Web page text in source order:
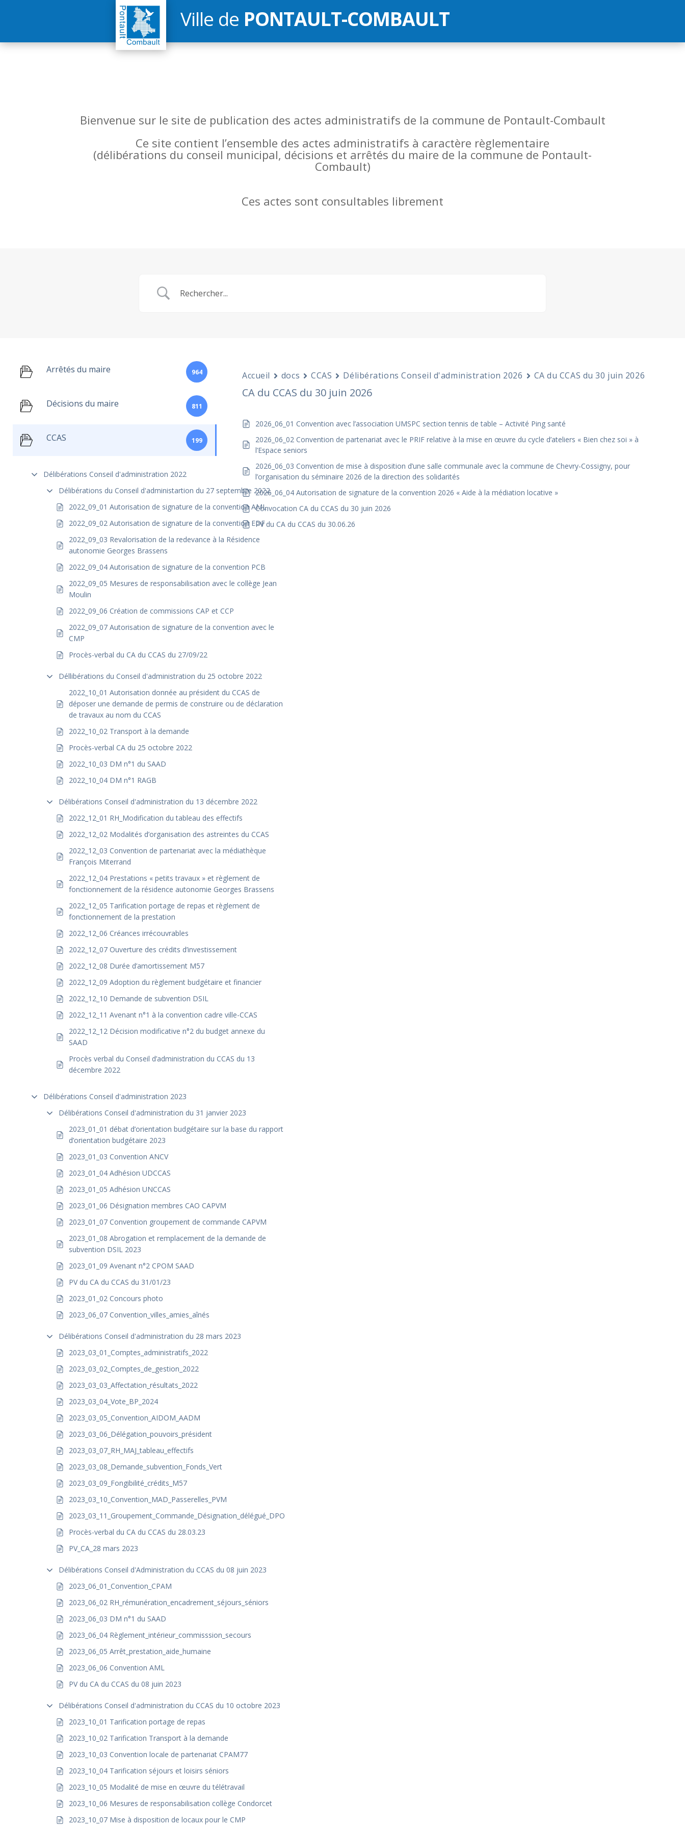
Ville de PONTAULT-COMBAULT
Bienvenue sur le site de publication des actes administratifs de la commune de Pontault-Combault
Ce site contient l’ensemble des actes administratifs à caractère règlementaire
(délibérations du conseil municipal, décisions et arrêtés du maire de la commune de Pontault-
Combault)
Ces actes sont consultables librement
Arrêtés du maire 964
Décisions du maire 811
CCAS 199
Délibérations Conseil d'administration 2022
Délibérations du Conseil d'administartion du 27 septembre 2022
2022_09_01 Autorisation de signature de la convention AML
2022_09_02 Autorisation de signature de la convention EDF
2022_09_03 Revalorisation de la redevance à la Résidence
autonomie Georges Brassens
2022_09_04 Autorisation de signature de la convention PCB
2022_09_05 Mesures de responsabilisation avec le collège Jean
Moulin
2022_09_06 Création de commissions CAP et CCP
2022_09_07 Autorisation de signature de la convention avec le
CMP
Procès-verbal du CA du CCAS du 27/09/22
Déllibérations du Conseil d'administration du 25 octobre 2022
2022_10_01 Autorisation donnée au président du CCAS de
déposer une demande de permis de construire ou de déclaration
de travaux au nom du CCAS
2022_10_02 Transport à la demande
Procès-verbal CA du 25 octobre 2022
2022_10_03 DM n°1 du SAAD
2022_10_04 DM n°1 RAGB
Délibérations Conseil d'administration du 13 décembre 2022
2022_12_01 RH_Modification du tableau des effectifs
2022_12_02 Modalités d’organisation des astreintes du CCAS
2022_12_03 Convention de partenariat avec la médiathèque
François Miterrand
2022_12_04 Prestations « petits travaux » et règlement de
fonctionnement de la résidence autonomie Georges Brassens
2022_12_05 Tarification portage de repas et règlement de
fonctionnement de la prestation
2022_12_06 Créances irrécouvrables
2022_12_07 Ouverture des crédits d’investissement
2022_12_08 Durée d’amortissement M57
2022_12_09 Adoption du règlement budgétaire et financier
2022_12_10 Demande de subvention DSIL
2022_12_11 Avenant n°1 à la convention cadre ville-CCAS
2022_12_12 Décision modificative n°2 du budget annexe du
SAAD
Procès verbal du Conseil d’administration du CCAS du 13
décembre 2022
Délibérations Conseil d'administration 2023
Délibérations Conseil d'administration du 31 janvier 2023
2023_01_01 débat d’orientation budgétaire sur la base du rapport
d’orientation budgétaire 2023
2023_01_03 Convention ANCV
2023_01_04 Adhésion UDCCAS
2023_01_05 Adhésion UNCCAS
2023_01_06 Désignation membres CAO CAPVM
2023_01_07 Convention groupement de commande CAPVM
2023_01_08 Abrogation et remplacement de la demande de
subvention DSIL 2023
2023_01_09 Avenant n°2 CPOM SAAD
PV du CA du CCAS du 31/01/23
2023_01_02 Concours photo
2023_06_07 Convention_villes_amies_aînés
Délibérations Conseil d'administration du 28 mars 2023
2023_03_01_Comptes_administratifs_2022
2023_03_02_Comptes_de_gestion_2022
2023_03_03_Affectation_résultats_2022
2023_03_04_Vote_BP_2024
2023_03_05_Convention_AIDOM_AADM
2023_03_06_Délégation_pouvoirs_président
2023_03_07_RH_MAJ_tableau_effectifs
2023_03_08_Demande_subvention_Fonds_Vert
2023_03_09_Fongibilité_crédits_M57
2023_03_10_Convention_MAD_Passerelles_PVM
2023_03_11_Groupement_Commande_Désignation_délégué_DPO
Procès-verbal du CA du CCAS du 28.03.23
PV_CA_28 mars 2023
Délibérations Conseil d'Administration du CCAS du 08 juin 2023
2023_06_01_Convention_CPAM
2023_06_02 RH_rémunération_encadrement_séjours_séniors
2023_06_03 DM n°1 du SAAD
2023_06_04 Règlement_intérieur_commisssion_secours
2023_06_05 Arrêt_prestation_aide_humaine
2023_06_06 Convention AML
PV du CA du CCAS du 08 juin 2023
Délibérations Conseil d'administration du CCAS du 10 octobre 2023
2023_10_01 Tarification portage de repas
2023_10_02 Tarification Transport à la demande
2023_10_03 Convention locale de partenariat CPAM77
2023_10_04 Tarification séjours et loisirs séniors
2023_10_05 Modalité de mise en œuvre du télétravail
2023_10_06 Mesures de responsabilisation collège Condorcet
2023_10_07 Mise à disposition de locaux pour le CMP
Accueil docs CCAS Délibérations Conseil d'administration 2026 CA du CCAS du 30 juin 2026
CA du CCAS du 30 juin 2026
2026_06_01 Convention avec l’association UMSPC section tennis de table – Activité Ping santé
2026_06_02 Convention de partenariat avec le PRIF relative à la mise en œuvre du cycle d’ateliers « Bien chez soi » à
l’Espace seniors
2026_06_03 Convention de mise à disposition d’une salle communale avec la commune de Chevry-Cossigny, pour
l’organisation du séminaire 2026 de la direction des solidarités
2026_06_04 Autorisation de signature de la convention 2026 « Aide à la médiation locative »
Convocation CA du CCAS du 30 juin 2026
PV du CA du CCAS du 30.06.26